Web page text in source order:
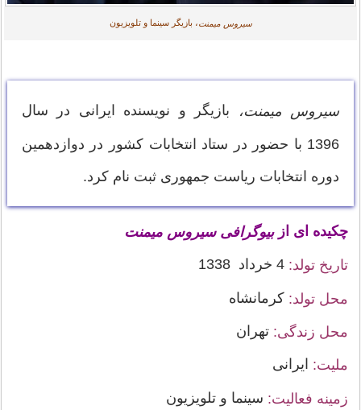
سیروس میمنت، بازیگر سینما و تلویزیون
سیروس میمنت، بازیگر و نویسنده ایرانی در سال
1396 با حضور در ستاد انتخابات کشور در دوازدهمین
دوره انتخابات ریاست جمهوری ثبت نام کرد.
چکیده ای از بیوگرافی سیروس میمنت
تاریخ تولد:
محل تولد: کرمانشاه
محل زندگی: تهران
ملیت: ایرانی
زمینه فعالیت: سینما و تلویزیون